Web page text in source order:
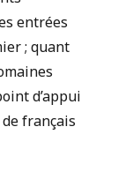
entrées
; quant
d’appui
français